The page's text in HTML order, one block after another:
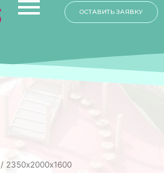
ОСТАВИТЬ ЗАЯВКУ
2350х2000х1600